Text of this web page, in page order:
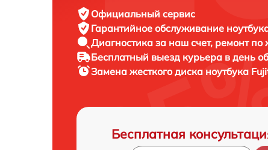
Официальный сервис
Гарантийное обслуживание
Диагностика за наш счет, ремонт
Бесплатный выезд курьера в день
Замена жесткого диска ноутбука
Бесплатная